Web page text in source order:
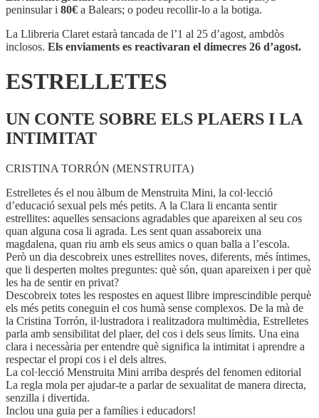
peninsular i 80€ a Balears; o podeu recollir-lo a la botiga.
La Llibreria Claret estarà tancada de l’1 al 25 d’agost, ambdòs
inclosos. Els enviaments es reactivaran el dimecres 26 d’agost.
ESTRELLETES
UN CONTE SOBRE ELS PLAERS I LA
INTIMITAT
CRISTINA TORRÓN (MENSTRUITA)
Estrelletes és el nou àlbum de Menstruita Mini, la col·lecció
d’educació sexual pels més petits. A la Clara li encanta sentir
estrellites: aquelles sensacions agradables que apareixen al seu cos
quan alguna cosa li agrada. Les sent quan assaboreix una
magdalena, quan riu amb els seus amics o quan balla a l’escola.
Però un dia descobreix unes estrellites noves, diferents, més íntimes,
que li desperten moltes preguntes: què són, quan apareixen i per què
les ha de sentir en privat?
Descobreix totes les respostes en aquest llibre imprescindible perquè
els més petits coneguin el cos humà sense complexos. De la mà de
la Cristina Torrón, il·lustradora i realitzadora multimèdia, Estrelletes
parla amb sensibilitat del plaer, del cos i dels seus límits. Una eina
clara i necessària per entendre què significa la intimitat i aprendre a
respectar el propi cos i el dels altres.
La col·lecció Menstruita Mini arriba després del fenomen editorial
La regla mola per ajudar-te a parlar de sexualitat de manera directa,
senzilla i divertida.
Inclou una guia per a famílies i educadors!